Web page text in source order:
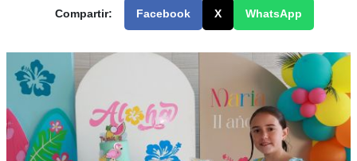
Compartir: Facebook X WhatsApp